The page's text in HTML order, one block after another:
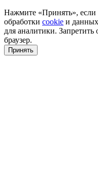
Нажмите «Принять», если
обработки cookie и
для аналитики. Запретить
браузер.
Принять